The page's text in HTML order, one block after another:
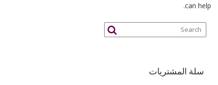
can help.
سلة المشتريات